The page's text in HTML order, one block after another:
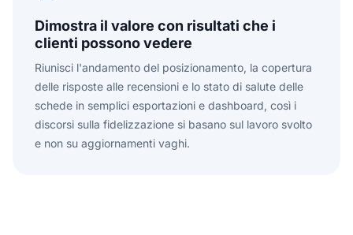
Dimostra il valore con risultati che i
clienti possono vedere
Riunisci l'andamento del posizionamento, la copertura
delle risposte alle recensioni e lo stato di salute delle
schede in semplici esportazioni e dashboard, così i
discorsi sulla fidelizzazione si basano sul lavoro svolto
e non su aggiornamenti vaghi.